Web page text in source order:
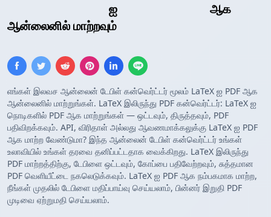
ஐ
ஆக
ஆன்லைனில் மாற்றவும்
எங்கள் இலவச ஆன்லைன் டேபிள் கன்வெர்ட்டர் மூலம் LaTeX ஐ PDF ஆக
ஆன்லைனில் மாற்றுங்கள். LaTeX இலிருந்து PDF கன்வெர்ட்டர்: LaTeX ஐ
நொடிகளில் PDF ஆக மாற்றுங்கள் — ஒட்டவும், திருத்தவும், PDF
பதிவிறக்கவும். API, விரிதாள் அல்லது ஆவணமாக்கலுக்கு LaTeX ஐ PDF
ஆக மாற்ற வேண்டுமா? இந்த ஆன்லைன் டேபிள் கன்வெர்ட்டர் உங்கள்
உலாவியில் உங்கள் தரவை தனிப்பட்டதாக வைக்கிறது. LaTeX இலிருந்து
PDF மாற்றத்திற்கு, டேபிளை ஒட்டவும், கோப்பை பதிவேற்றவும், சுத்தமான
PDF வெளியீட்டை நகலெடுக்கவும். LaTeX ஐ PDF ஆக நம்பகமாக மாற்ற,
நீங்கள் முதலில் டேபிளை மதிப்பாய்வு செய்யலாம், பின்னர் இறுதி PDF
முடிவை ஏற்றுமதி செய்யலாம்.